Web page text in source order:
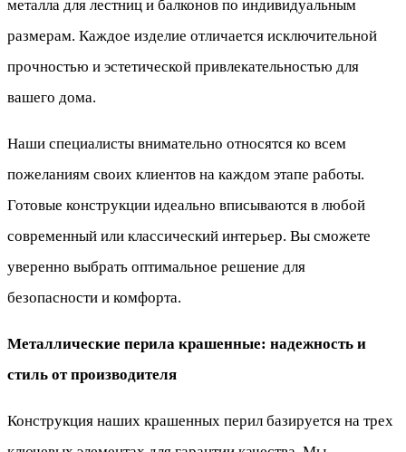
металла для лестниц и балконов по индивидуальным
размерам. Каждое изделие отличается исключительной
прочностью и эстетической привлекательностью для
вашего дома.
Наши специалисты внимательно относятся ко всем
пожеланиям своих клиентов на каждом этапе работы.
Готовые конструкции идеально вписываются в любой
современный или классический интерьер. Вы сможете
уверенно выбрать оптимальное решение для
безопасности и комфорта.
Металлические перила крашенные: надежность и
стиль от производителя
Конструкция наших крашенных перил базируется на трех